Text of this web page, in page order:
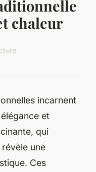
chaleur
incarnent
et
qui
une
Ces